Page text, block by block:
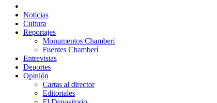
Noticias
Cultura
Reportajes
Monumentos Chamberí
Fuentes Chamberí
Entrevistas
Deportes
Opinión
Cartas al director
Editoriales